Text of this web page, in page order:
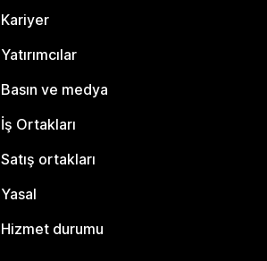
Kariyer
Yatırımcılar
Basın ve medya
İş Ortakları
Satış ortakları
Yasal
Hizmet durumu